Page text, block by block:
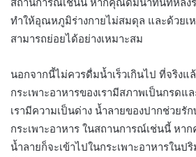
ทำให้อุณหภูมิร่างกายไม่สมดุล และด้วยเห
สามารถย่อยได้อย่างเหมาะสม
นอกจากนี้ไม่ควรดื่มน้ำเร็วเกินไป ที่จริงแ
กระเพาะอาหารของเรามีสภาพเป็นกรดแ
เรามีความเป็นด่าง น้ำลายของปากช่วยรั
กระเพาะอาหาร ในสถานการณ์เช่นนี้ หา
น้ำลายก็จะเข้าไปในกระเพาะอาหารใน